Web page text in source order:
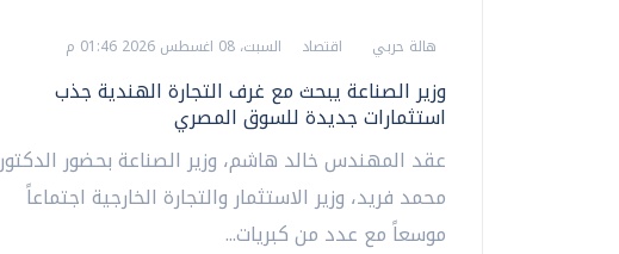
هالة حربي اقتصاد السبت، 08 اغسطس 2026 01:46 م
وزير الصناعة يبحث مع غرف التجارة الهندية جذب
استثمارات جديدة للسوق المصري
عقد المهندس خالد هاشم، وزير الصناعة بحضور الدكتور
محمد فريد، وزير الاستثمار والتجارة الخارجية اجتماعاً
موسعاً مع عدد من كبريات...